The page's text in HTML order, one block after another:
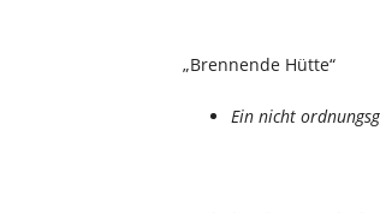
„Brennende Hütte“
Ein nicht